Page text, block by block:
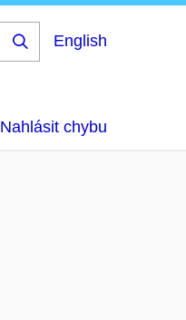
English
Nahlásit chybu